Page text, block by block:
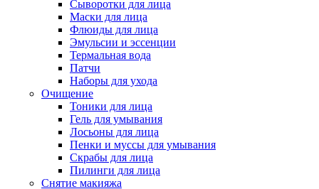
Сыворотки для лица
Маски для лица
Флюиды для лица
Эмульсии и эссенции
Термальная вода
Патчи
Наборы для ухода
Очищение
Тоники для лица
Гель для умывания
Лосьоны для лица
Пенки и муссы для умывания
Скрабы для лица
Пилинги для лица
Снятие макияжа